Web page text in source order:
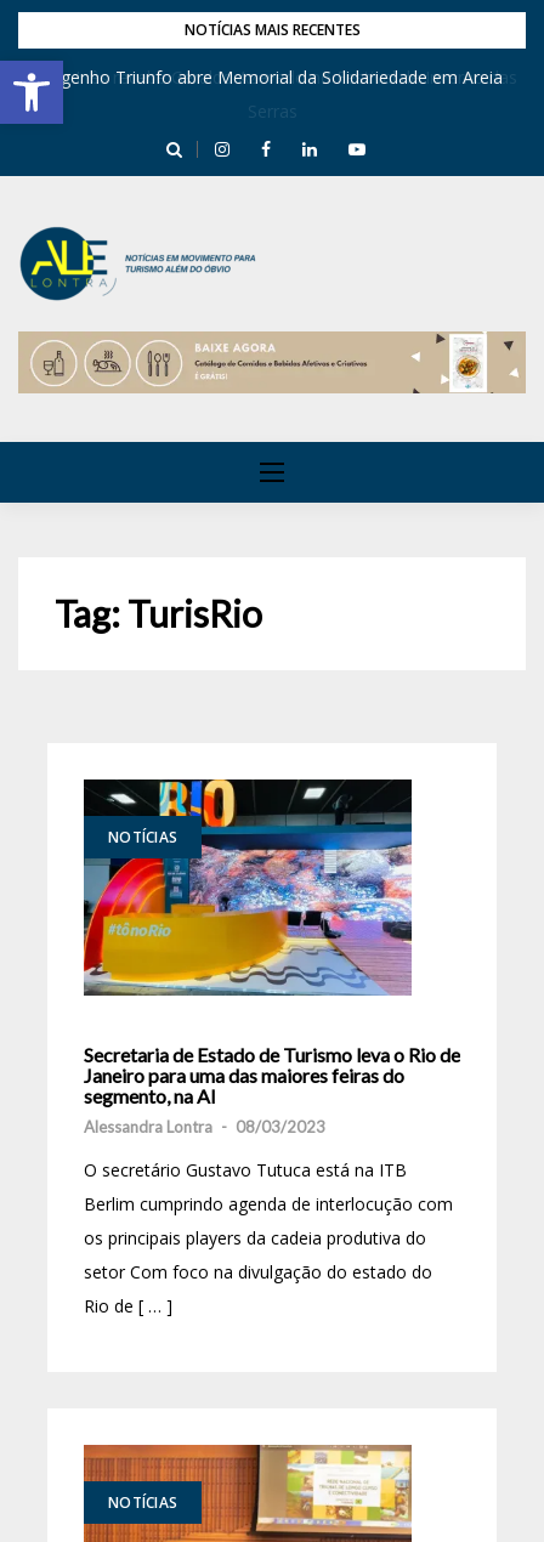
Barra de Ferramentas Aberta
NOTÍCIAS MAIS RECENTES
Engenho Triunfo abre Memorial da Solidariedade em Areia
Tag:TurisRio
NOTÍCIAS
Secretaria de Estado de Turismo leva o Rio de
Janeiro para uma das maiores feiras do
segmento, na Al
Alessandra Lontra - 08/03/2023
O secretário Gustavo Tutuca está na ITB
Berlim cumprindo agenda de interlocução com
os principais players da cadeia produtiva do
setor Com foco na divulgação do estado do
Rio de [ … ]
NOTÍCIAS